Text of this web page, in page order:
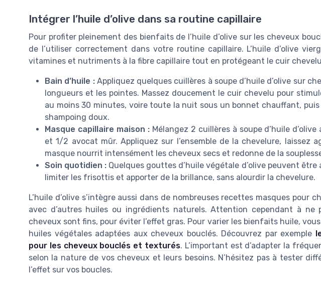
Intégrer l’huile d’olive dans sa routine capillaire
Pour profiter pleinement des bienfaits de l’huile d’olive sur les cheveux
de l’utiliser correctement dans votre routine capillaire. L’huile d’olive
vitamines et nutriments à la fibre capillaire tout en protégeant le cuir
Bain d’huile :Appliquez quelques cuillères à soupe d’huile d’olive sur
longueurs et les pointes. Massez doucement le cuir chevelu pour
au moins 30 minutes, voire toute la nuit sous un bonnet chauffant,
shampoing doux.
Masque capillaire maison :Mélangez 2 cuillères à soupe d’huile
et 1/2 avocat mûr. Appliquez sur l’ensemble de la chevelure, laissez
masque nourrit intensément les cheveux secs et redonne de la
Soin quotidien : Quelques gouttes d’huile végétale d’olive peuvent
limiter les frisottis et apporter de la brillance, sans alourdir la chevelure.
L’huile d’olive s’intègre aussi dans de nombreuses recettes masques pour
avec d’autres huiles ou ingrédients naturels. Attention cependant à ne
cheveux sont fins, pour éviter l’effet gras. Pour varier les bienfaits huile,
huiles végétales adaptées aux cheveux bouclés. Découvrez par exemple
pour les cheveux bouclés et texturés. L’important est d’adapter la
selon la nature de vos cheveux et leurs besoins. N’hésitez pas à tester
l’effet sur vos boucles.